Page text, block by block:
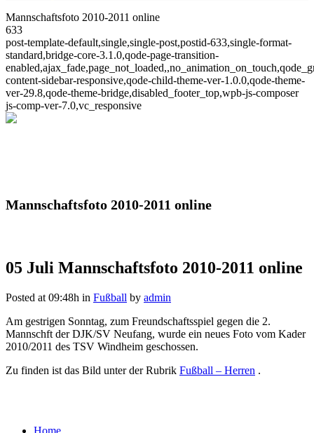
Mannschaftsfoto 2010-2011 online
633
post-template-default,single,single-post,postid-633,single-format-
standard,bridge-core-3.1.0,qode-page-transition-
content-sidebar-responsive,qode-child-theme-ver-1.0.0,qode-theme-
ver-29.8,qode-theme-bridge,disabled_footer_top,wpb-js-composer
js-comp-ver-7.0,vc_responsive
Mannschaftsfoto 2010-2011 online
05 Juli Mannschaftsfoto 2010-2011 online
Posted at 09:48h in Fußball by admin
Am gestrigen Sonntag, zum Freundschaftsspiel gegen die 2.
Mannschft der DJK/SV Neufang, wurde ein neues Foto vom Kader
2010/2011 des TSV Windheim geschossen.
Zu finden ist das Bild unter der Rubrik Fußball – Herren .
Home